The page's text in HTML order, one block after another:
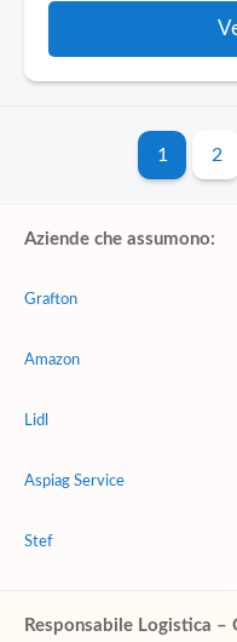
1 2
Aziende che assumono:
Grafton
Amazon
Lidl
Aspiag Service
Stef
Responsabile Logistica